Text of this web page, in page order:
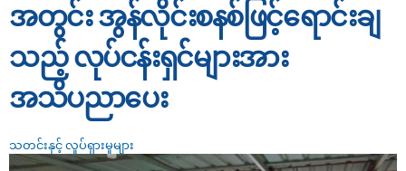
အတွင်း အွန်လိုင်းစနစ်ဖြင့်ရောင်းချ
သည့် လုပ်ငန်းရှင်များအား
အသိပညာပေး
သတင်းနှင့် လှုပ်ရှားမှုများ